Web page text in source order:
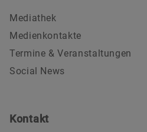
Mediathek
Medienkontakte
Termine & Veranstaltungen
Social News
Kontakt